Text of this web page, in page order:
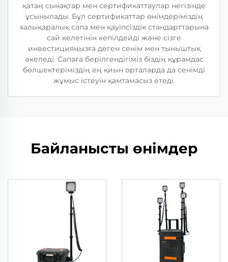
қатаң сынақтар мен сертификаттаулар негізінде
ұсынылады. Бұл сертификаттар өнімдеріміздің
халықаралық сапа мен қауіпсіздік стандарттарына
сай келетінін кепілдейді және сізге
инвестицияңызға деген сенім мен тыныштық
әкеледі. Сапаға берілгендігіміз біздің құрамдас
бөлшектеріміздің ең қиын орталарда да сенімді
жұмыс істеуін қамтамасыз етеді.
Байланысты өнімдер